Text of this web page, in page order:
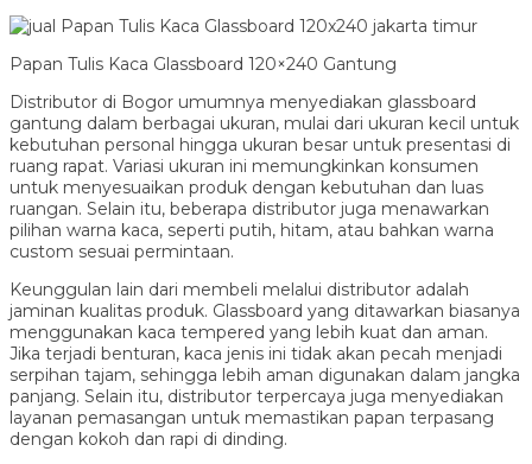
Papan Tulis Kaca Glassboard 120×240 Gantung
Distributor di Bogor umumnya menyediakan glassboard
gantung dalam berbagai ukuran, mulai dari ukuran kecil untuk
kebutuhan personal hingga ukuran besar untuk presentasi di
ruang rapat. Variasi ukuran ini memungkinkan konsumen
untuk menyesuaikan produk dengan kebutuhan dan luas
ruangan. Selain itu, beberapa distributor juga menawarkan
pilihan warna kaca, seperti putih, hitam, atau bahkan warna
custom sesuai permintaan.
Keunggulan lain dari membeli melalui distributor adalah
jaminan kualitas produk. Glassboard yang ditawarkan biasanya
menggunakan kaca tempered yang lebih kuat dan aman.
Jika terjadi benturan, kaca jenis ini tidak akan pecah menjadi
serpihan tajam, sehingga lebih aman digunakan dalam jangka
panjang. Selain itu, distributor terpercaya juga menyediakan
layanan pemasangan untuk memastikan papan terpasang
dengan kokoh dan rapi di dinding.